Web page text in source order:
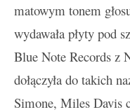
matowym tonem
wydawała płyty pod
Blue Note Records z
dołączyła do takich
Simone, Miles Davis